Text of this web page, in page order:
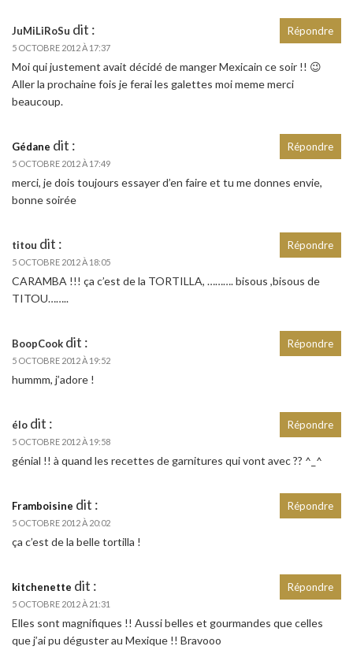
JuMiLiRoSu dit :
5 OCTOBRE 2012 À 17:37
Moi qui justement avait décidé de manger Mexicain ce soir !! 😉
Aller la prochaine fois je ferai les galettes moi meme merci
beaucoup.
Répondre
Gédane dit :
5 OCTOBRE 2012 À 17:49
merci, je dois toujours essayer d’en faire et tu me donnes envie,
bonne soirée
Répondre
titou dit :
5 OCTOBRE 2012 À 18:05
CARAMBA !!! ça c’est de la TORTILLA, ………. bisous ,bisous de
TITOU……..
Répondre
BoopCook dit :
5 OCTOBRE 2012 À 19:52
hummm, j’adore !
Répondre
élo dit :
5 OCTOBRE 2012 À 19:58
génial !! à quand les recettes de garnitures qui vont avec ?? ^_^
Répondre
Framboisine dit :
5 OCTOBRE 2012 À 20:02
ça c’est de la belle tortilla !
Répondre
kitchenette dit :
5 OCTOBRE 2012 À 21:31
Elles sont magnifiques !! Aussi belles et gourmandes que celles
que j’ai pu déguster au Mexique !! Bravooo
Répondre